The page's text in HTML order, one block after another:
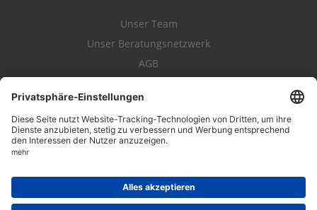
Unser Team
Unser Beratungsnetzwerk
AGB
Datenschutz
Impressum
Kontakt